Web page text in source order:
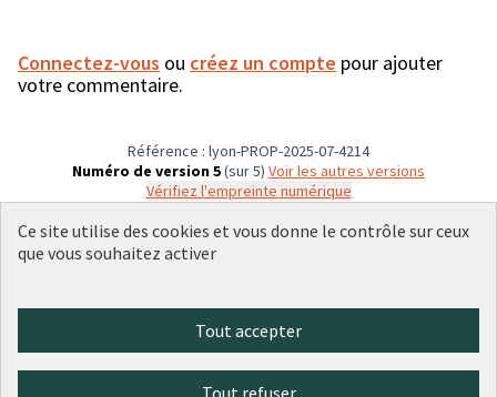
Connectez-vous ou créez un compte pour ajouter
votre commentaire.
Référence : lyon-PROP-2025-07-4214
Numéro de version 5(sur 5)
voir les autres versions
Vérifiez l'empreinte numérique
(Lien externe)
(Lien externe)
(Lien externe)
(Lien externe)
(Lien externe)
Ce site utilise des cookies et vous donne le contrôle sur ceux
que vous souhaitez activer
Tout accepter
Tout refuser